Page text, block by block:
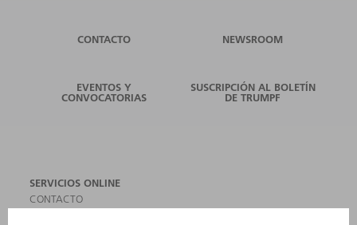
CONTACTO NEWSROOM
EVENTOS Y
CONVOCATORIAS
SUSCRIPCIÓN AL BOLETÍN
DE TRUMPF
SERVICIOS ONLINE
CONTACTO